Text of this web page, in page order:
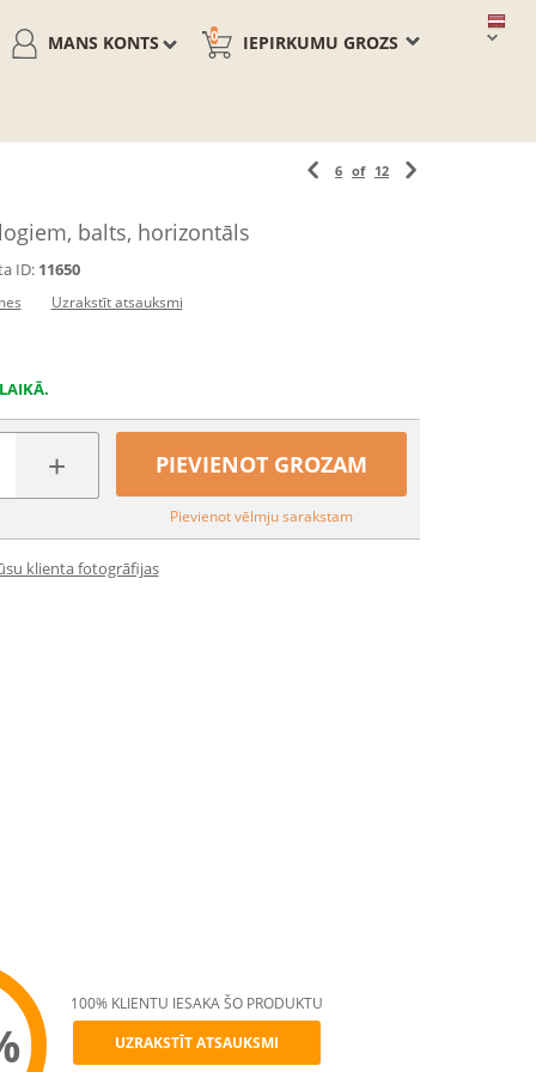
IEPIRKUMU GROZS
0
MANS KONTS
6 of 12
balts, horizontāls
ID: 11650
Uzrakstīt atsauksmi
+ PIEVIENOT GROZAM
Pievienot vēlmju sarakstam
klienta fotogrāfijas
100% KLIENTU IESAKA ŠO PRODUKTU
UZRAKSTĪT ATSAUKSMI